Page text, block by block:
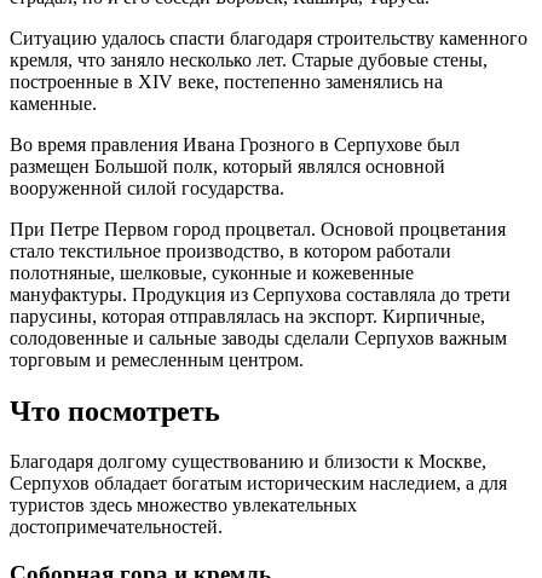
Ситуацию удалось спасти благодаря строительству каменного
кремля, что заняло несколько лет. Старые дубовые стены,
построенные в XIV веке, постепенно заменялись на
каменные.
Во время правления Ивана Грозного в Серпухове был
размещен Большой полк, который являлся основной
вооруженной силой государства.
При Петре Первом город процветал. Основой процветания
стало текстильное производство, в котором работали
полотняные, шелковые, суконные и кожевенные
мануфактуры. Продукция из Серпухова составляла до трети
парусины, которая отправлялась на экспорт. Кирпичные,
солодовенные и сальные заводы сделали Серпухов важным
торговым и ремесленным центром.
Что посмотреть
Благодаря долгому существованию и близости к Москве,
Серпухов обладает богатым историческим наследием, а для
туристов здесь множество увлекательных
достопримечательностей.